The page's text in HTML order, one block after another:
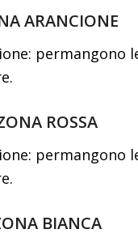
ARANCIONE
permangono
ROSSA
permangono
BIANCA